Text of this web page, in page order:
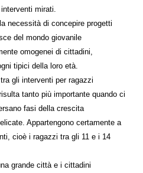
mirati.
necessità di concepire progetti
del mondo giovanile
omogenei di cittadini,
tipici della loro età.
gli interventi per ragazzi
tanto più importante quando ci
fasi della crescita
Appartengono certamente a
cioè i ragazzi tra gli 11 e i 14
grande città e i cittadini